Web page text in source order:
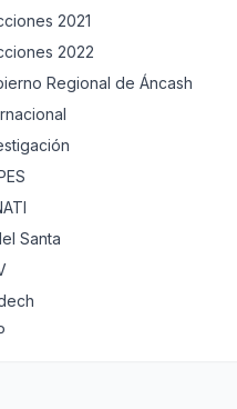
2021
2022
Regional de Áncash
Santa